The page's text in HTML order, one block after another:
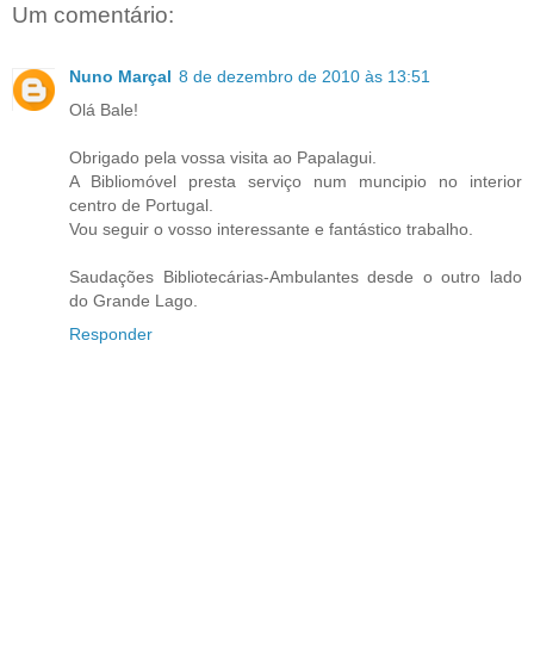
Um comentário:
Nuno Marçal 8 de dezembro de 2010 às 13:51
Olá Bale!
Obrigado pela vossa visita ao Papalagui.
A Bibliomóvel presta serviço num muncipio no interior
centro de Portugal.
Vou seguir o vosso interessante e fantástico trabalho.
Saudações Bibliotecárias-Ambulantes desde o outro lado
do Grande Lago.
Responder